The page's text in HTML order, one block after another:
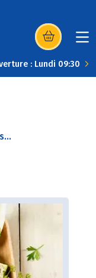
(s’ouvre dans
: Lundi 09:30